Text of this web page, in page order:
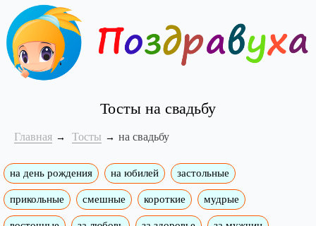
Тосты на свадьбу
Главная Тосты на свадьбу
на день рождения на юбилей застольные
прикольные смешные короткие мудрые